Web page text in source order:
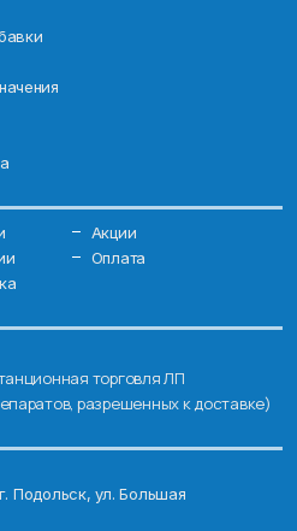
Акции
Оплата
торговля ЛП
разрешенных к доставке)
Подольск, ул. Большая